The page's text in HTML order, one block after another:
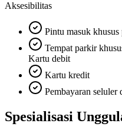
Aksesibilitas
Pintu masuk
Tempat parkir
Kartu debit
Kartu kredit
Pembayaran seluler
Spesialisasi